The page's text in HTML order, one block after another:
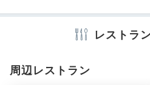
個室風テーブル席で
家族水入らずの夕食
冷蔵庫 エアコン
ボディソープ タオル バ
レストラ
周辺レストラン